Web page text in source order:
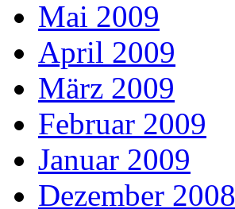
Mai 2009
April 2009
März 2009
Februar 2009
Januar 2009
Dezember 2008